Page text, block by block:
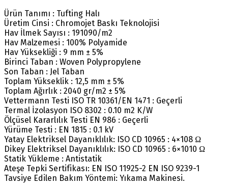
Ürün Tanımı : Tufting Halı
Üretim Cinsi : Chromojet Baskı Teknolojisi
Hav İlmek Sayısı : 191090/m2
Hav Malzemesi : 100% Polyamide
Hav Yüksekliği : 9 mm ± 5%
Birinci Taban : Woven Polypropylene
Son Taban : Jel Taban
Toplam Yükseklik : 12,5 mm ± 5%
Toplam Ağırlık : 2040 gr/m2 ± 5%
Vettermann Testi ISO TR 10361/EN 1471 : Geçerli
Termal İzolasyon ISO 8302 : 0.10 m2 K/W
Ölçüsel Kararlılık Testi EN 986 : Geçerli
Yürüme Testi : EN 1815 : 0.1 kV
Yatay Elektriksel Dayanıklılık: ISO CD 10965 : 4×108 Ω
Dikey Elektriksel Dayanıklılık: ISO CD 10965 : 6×1010 Ω
Statik Yükleme : Antistatik
Ateşe Tepki Sertifikası: EN ISO 11925-2 EN ISO 9239-1
Tavsiye Edilen Bakım Yöntemi: Yıkama Makinesi.